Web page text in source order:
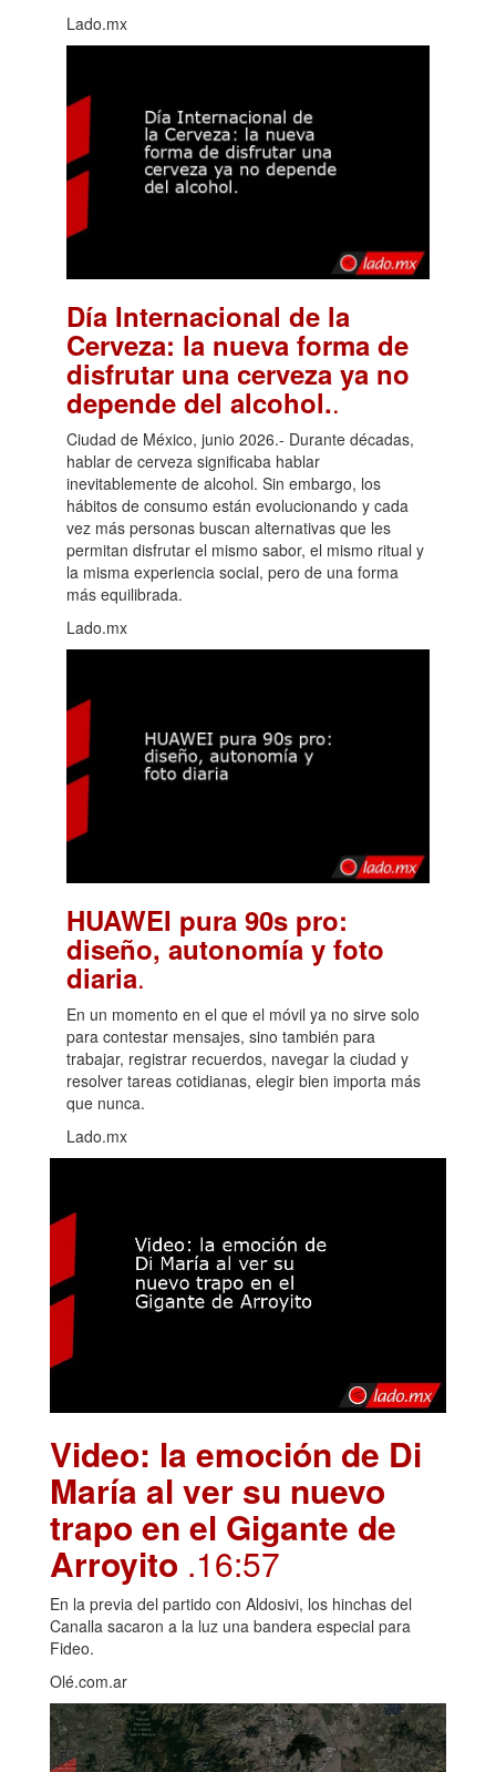
Lado.mx
Día Internacional de la
Cerveza: la nueva forma de
disfrutar una cerveza ya no
depende del alcohol..
Ciudad de México, junio 2026.- Durante décadas,
hablar de cerveza significaba hablar
inevitablemente de alcohol. Sin embargo, los
hábitos de consumo están evolucionando y cada
vez más personas buscan alternativas que les
permitan disfrutar el mismo sabor, el mismo ritual y
la misma experiencia social, pero de una forma
más equilibrada.
Lado.mx
HUAWEI pura 90s pro:
diseño, autonomía y foto
diaria.
En un momento en el que el móvil ya no sirve solo
para contestar mensajes, sino también para
trabajar, registrar recuerdos, navegar la ciudad y
resolver tareas cotidianas, elegir bien importa más
que nunca.
Lado.mx
Video: la emoción de Di
María al ver su nuevo
trapo en el Gigante de
Arroyito .16:57
En la previa del partido con Aldosivi, los hinchas del
Canalla sacaron a la luz una bandera especial para
Fideo.
Olé.com.ar